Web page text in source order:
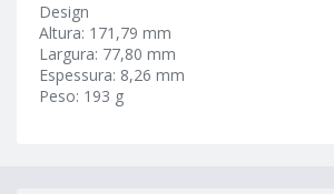
Design
Altura: 171,79 mm
Largura: 77,80 mm
Espessura: 8,26 mm
Peso: 193 g